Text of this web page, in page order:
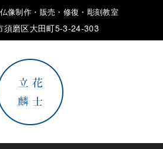
像制作・販売・修復・彫刻教室
須磨区大田町5-3-24-303